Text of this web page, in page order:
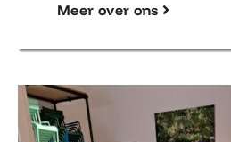
Meer over ons